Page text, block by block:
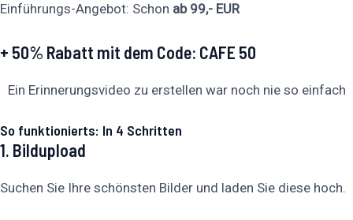
Einführungs-Angebot: Schon ab 99,- EUR
+ 50% Rabatt mit dem Code: CAFE 50
Ein Erinnerungsvideo zu erstellen war noch nie so einfach
So funktionierts: In 4 Schritten
1. Bildupload
Suchen Sie Ihre schönsten Bilder und laden Sie diese hoch.